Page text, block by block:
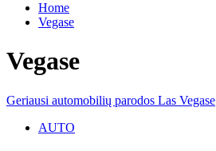
Home
Vegase
Vegase
Geriausi automobilių parodos Las Vegase
AUTO